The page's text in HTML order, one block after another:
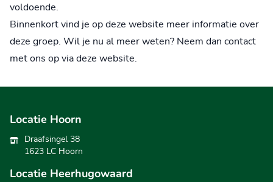
voldoende.
Binnenkort vind je op deze website meer informatie over
deze groep. Wil je nu al meer weten? Neem dan contact
met ons op via deze website.
Locatie Hoorn
Draafsingel 38
1623 LC Hoorn
Locatie Heerhugowaard